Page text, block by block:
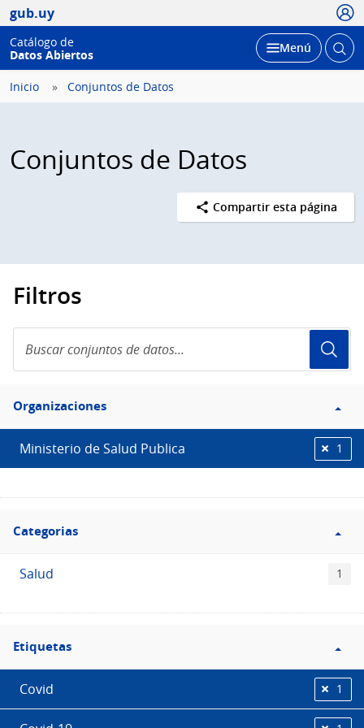
gub.uy
Catálogo de
Datos Abiertos
Desplegar
Menú Abrir
Inicio Conjuntos de Datos
Conjuntos de Datos
Compartir esta página
Filtros
conjuntos
de
Filtro
Organizaciones
Organizaciones
Ministerio de Salud Publica 1
Filtro
Categorias
Categorias
Salud 1
Filtro
Etiquetas
Etiquetas
Covid 1